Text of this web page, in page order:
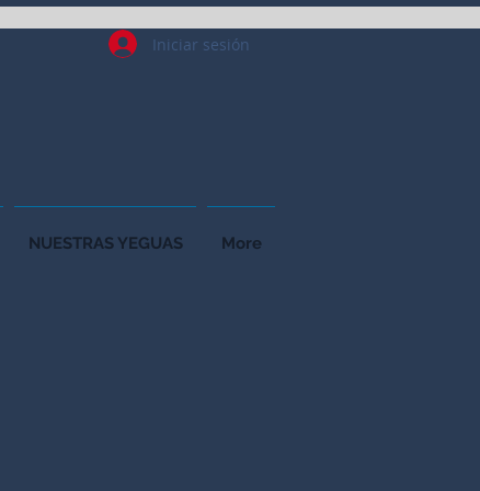
Iniciar sesión
NUESTRAS YEGUAS More